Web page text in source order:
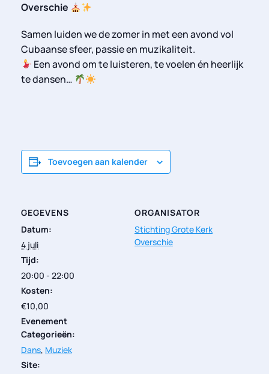
Overschie
Samen luiden we de zomer in met een avond vol
Cubaanse sfeer, passie en muzikaliteit.
Een avond om te luisteren, te voelen én heerlijk
te dansen…
Toevoegen aan kalender
GEGEVENS
Datum:
4 juli
Tijd:
20:00 - 22:00
Kosten:
€10,00
Evenement
Categorieën:
Dans, Muziek
Site:
ORGANISATOR
Stichting Grote Kerk
Overschie